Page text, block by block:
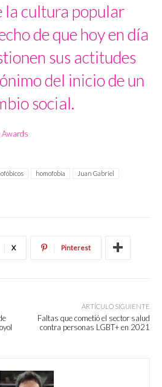
la cultura popular
de que hoy en día
sus actitudes
del inicio de un
social.
Awards
homofobia Juan Gabriel
X Pinterest
ARTÍCULO SIGUIENTE
Faltas que cometió el sector salud
contra personas LGBT+ en 2021